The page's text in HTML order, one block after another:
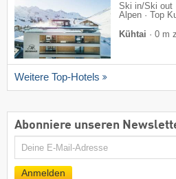
Ski in/Ski out
Alpen · Top
Kühtai · 0 m
Weitere Top-Hotels
Abonniere unseren
E-
Anmelden